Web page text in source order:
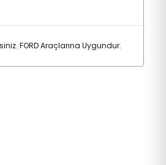
FORD Araçlarına Uygundur.